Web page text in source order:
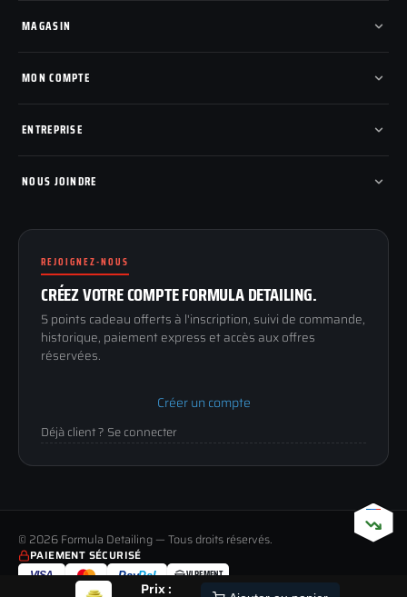
Prix :
MAGASIN
Nos marques
Pads de polissage
Pièces détachées
MON COMPTE
Mes tickets SAV
Mon parrainage
Programme fidelite
ENTREPRISE
Compte pro
Politique de retour
Conditions générales
Mentions légales
Confidentialité
NOUS JOINDRE
89100 SENS
03 73 61 02 02
Lun-Ven
9h-12h / 14h-17h
REJOIGNEZ-NOUS
CRÉEZ VOTRE COMPTE FORMULA DETAILING.
5 points cadeau offerts à l'inscription, suivi de commande,
historique, paiement express et accès aux offres
réservées.
Créer un compte
Déjà client ? Se connecter
PAIEMENT SÉCURISÉ
VISA PayPal VIREMENT
© 2026 Formula Detailing — Tous droits réservés.